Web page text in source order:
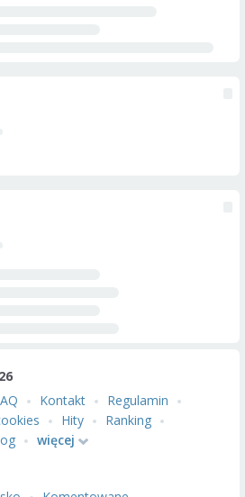
Kontakt
Regulamin
Hity
Ranking
więcej